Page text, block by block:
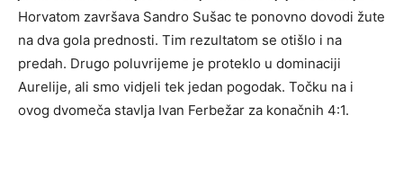
Horvatom završava Sandro Sušac te ponovno dovodi žute
na dva gola prednosti. Tim rezultatom se otišlo i na
predah. Drugo poluvrijeme je proteklo u dominaciji
Aurelije, ali smo vidjeli tek jedan pogodak. Točku na i
ovog dvomeča stavlja Ivan Ferbežar za konačnih 4:1.